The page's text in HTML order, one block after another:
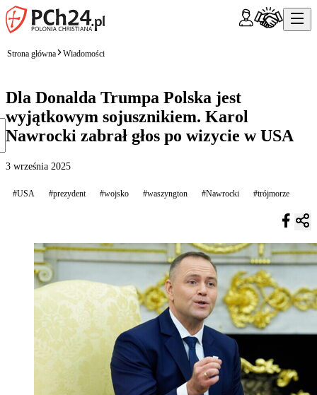
Strona główna Wiadomości
Dla Donalda Trumpa Polska jest
wyjątkowym sojusznikiem. Karol
Nawrocki zabrał głos po wizycie w USA
3 września 2025
#USA #prezydent #wojsko #waszyngton #Nawrocki #trójmorze